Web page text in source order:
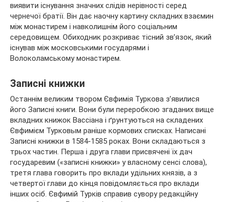
виявити існування значних слідів нерівності серед
чернечої братії. Він дає наочну картину складних взаємин
між монастирем і навколишнім його соціальним
середовищем. Обиходник розкриває тісний зв’язок, який
існував між московськими государями і
Волоколамському монастирем.
Записні книжки
Останнім великим твором Євфимія Туркова з’явилися
його Записні книги. Вони були переробкою згаданих вище
вкладних книжок Вассіана і ґрунтуються на складених
Євфимієм Турковым раніше кормових списках. Написані
Записні книжки в 1584-1585 роках. Вони складаються з
трьох частин. Перша і друга глави присвячені їх дач
государевим («записні книжки» у власному сенсі слова),
третя глава говорить про вклади удільних князів, а з
четвертої глави до кінця повідомляється про вклади
інших осіб. Євфимій Турків справив сувору редакційну